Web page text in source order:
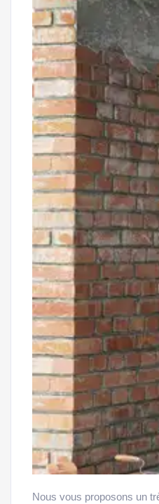
Nous vous proposons un